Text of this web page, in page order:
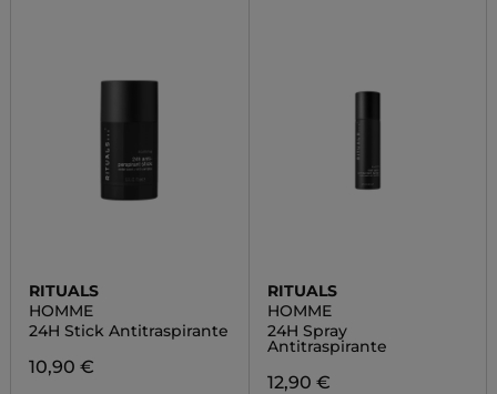
RITUALS
HOMME
24H Stick Antitraspirante
10,90 €
RITUALS
HOMME
24H Spray
Antitraspirante
12,90 €